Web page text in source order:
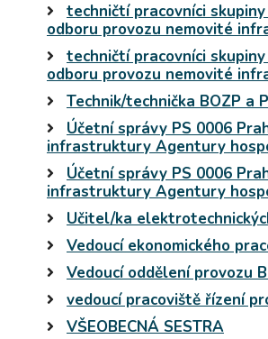
techničtí pracovníci
odboru provozu nemovité
techničtí pracovníci
odboru provozu nemovité
Technik/technička BOZP a
Účetní správy PS 0006
infrastruktury Agentury
Účetní správy PS 0006
infrastruktury Agentury
Učitel/ka
Vedoucí ekonomického
Vedoucí oddělení provozu
vedoucí pracoviště řízení
VŠEOBECNÁ SESTRA